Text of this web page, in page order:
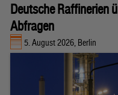
Deutsche Raffinerien
Abfragen
5. August 2026, Berlin